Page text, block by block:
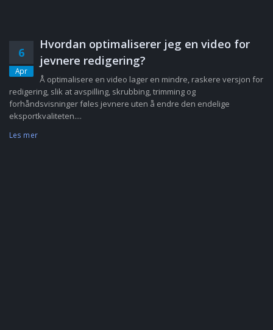
6
Apr
Hvordan optimaliserer jeg en video for
jevnere redigering?
Å optimalisere en video lager en mindre, raskere versjon for
redigering, slik at avspilling, skrubbing, trimming og
forhåndsvisninger føles jevnere uten å endre den endelige
eksportkvaliteten....
Les mer